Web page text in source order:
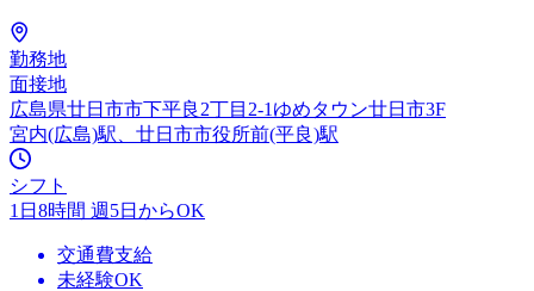
勤務地
面接地
広島県廿日市市下平良2丁目2-1ゆめタウン廿日市3F
宮内(広島)駅、廿日市市役所前(平良)駅
シフト
1日8時間 週5日からOK
交通費支給
未経験OK